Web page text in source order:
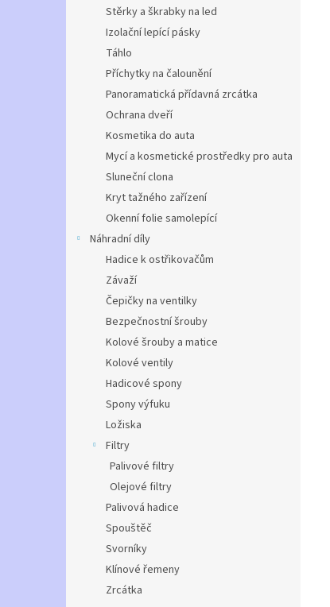
Stěrky a škrabky na led
Izolační lepící pásky
Táhlo
Příchytky na čalounění
Panoramatická přídavná zrcátka
Ochrana dveří
Kosmetika do auta
Mycí a kosmetické prostředky pro auta
Sluneční clona
Kryt tažného zařízení
Okenní folie samolepící
Náhradní díly
Hadice k ostřikovačům
Závaží
Čepičky na ventilky
Bezpečnostní šrouby
Kolové šrouby a matice
Kolové ventily
Hadicové spony
Spony výfuku
Ložiska
Filtry
Palivové filtry
Olejové filtry
Palivová hadice
Spouštěč
Svorníky
Klínové řemeny
Zrcátka